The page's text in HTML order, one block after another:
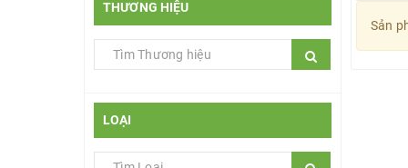
THƯƠNG HIỆU
LOẠI
Sản